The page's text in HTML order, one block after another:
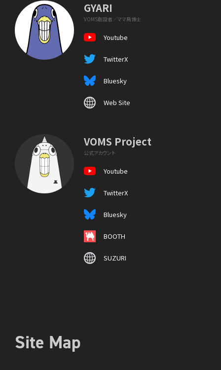
GYARI
VOMS創設者／ママ鳥博士
Youtube
TwitterX
Bluesky
Web Site
VOMS Project
公式アカウント
Youtube
TwitterX
Bluesky
BOOTH
SUZURI
Site Map